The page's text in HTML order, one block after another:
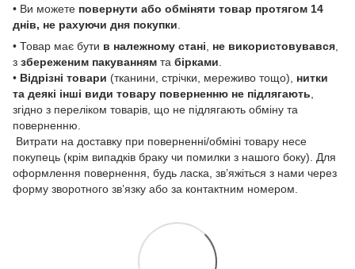
• Ви можете повернути або обміняти товар протягом 14
днів, не рахуючи дня покупки
• Товар має бути в належному стані не використовувався
з збереженим пакуванням та бірками
• Відрізні товари (тканини, стрічки, мереживо тощо), нитки
та деякі інші види товару поверненню не підлягають
згідно з переліком товарів, що не підлягають обміну та
поверненню.
Витрати на доставку при поверненні/обміні товару несе
покупець (крім випадків браку чи помилки з нашого боку). Для
оформлення повернення, будь ласка, зв’яжіться з нами через
форму зворотного зв’язку або за контактним номером.